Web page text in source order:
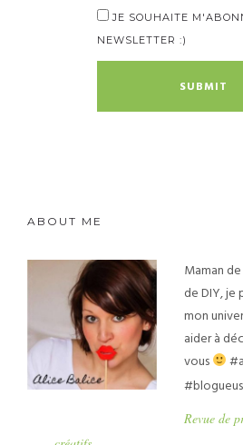
JE SOUHAITE
NEWSLETTER :)
ABOUT ME
Maman
de DIY, je
mon
aider à
vous
Revue de